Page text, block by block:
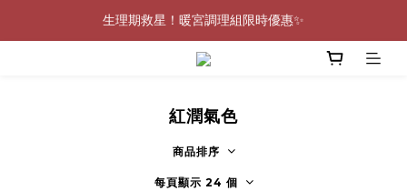
0805-0808指定商品滿$2000結帳88折💖
生理期救星！暖宮調理組限時優惠✨
0805-0808指定商品滿$2000結帳88折💖
紅潤氣色
商品排序
每頁顯示 24 個